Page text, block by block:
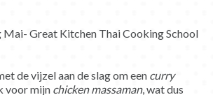
de vijzel aan de slag om een curry
voor mijn chicken massaman, wat dus